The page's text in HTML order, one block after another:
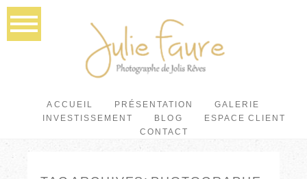
ACCUEIL PRÉSENTATION
GALERIE
INVESTISSEMENT
BLOG
ESPACE CLIENT
CONTACT